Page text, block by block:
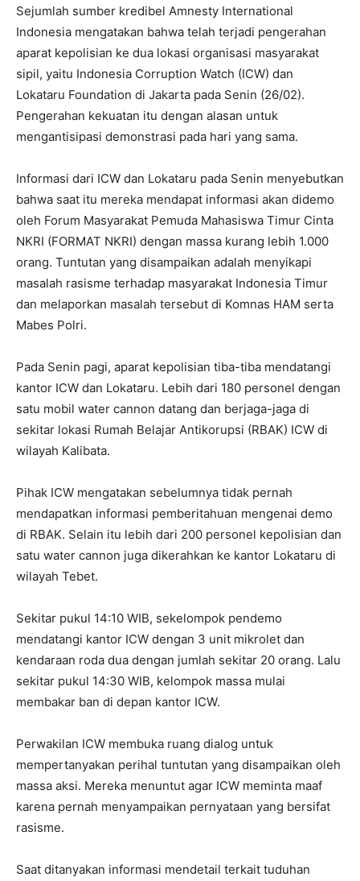
Sejumlah sumber kredibel Amnesty International
Indonesia mengatakan bahwa telah terjadi pengerahan
aparat kepolisian ke dua lokasi organisasi masyarakat
sipil, yaitu Indonesia Corruption Watch (ICW) dan
Lokataru Foundation di Jakarta pada Senin (26/02).
Pengerahan kekuatan itu dengan alasan untuk
mengantisipasi demonstrasi pada hari yang sama.
Informasi dari ICW dan Lokataru pada Senin menyebutkan
bahwa saat itu mereka mendapat informasi akan didemo
oleh Forum Masyarakat Pemuda Mahasiswa Timur Cinta
NKRI (FORMAT NKRI) dengan massa kurang lebih 1.000
orang. Tuntutan yang disampaikan adalah menyikapi
masalah rasisme terhadap masyarakat Indonesia Timur
dan melaporkan masalah tersebut di Komnas HAM serta
Mabes Polri.
Pada Senin pagi, aparat kepolisian tiba-tiba mendatangi
kantor ICW dan Lokataru. Lebih dari 180 personel dengan
satu mobil water cannon datang dan berjaga-jaga di
sekitar lokasi Rumah Belajar Antikorupsi (RBAK) ICW di
wilayah Kalibata.
Pihak ICW mengatakan sebelumnya tidak pernah
mendapatkan informasi pemberitahuan mengenai demo
di RBAK. Selain itu lebih dari 200 personel kepolisian dan
satu water cannon juga dikerahkan ke kantor Lokataru di
wilayah Tebet.
Sekitar pukul 14:10 WIB, sekelompok pendemo
mendatangi kantor ICW dengan 3 unit mikrolet dan
kendaraan roda dua dengan jumlah sekitar 20 orang. Lalu
sekitar pukul 14:30 WIB, kelompok massa mulai
membakar ban di depan kantor ICW.
Perwakilan ICW membuka ruang dialog untuk
mempertanyakan perihal tuntutan yang disampaikan oleh
massa aksi. Mereka menuntut agar ICW meminta maaf
karena pernah menyampaikan pernyataan yang bersifat
rasisme.
Saat ditanyakan informasi mendetail terkait tuduhan